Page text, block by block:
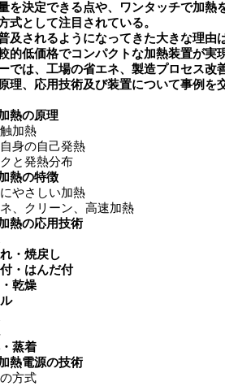
を決定できる点や、ワンタッチで加熱
式として注目されている。
及されるようになってきた大きな理
的低価格でコンパクトな加熱装置が実
では、工場の省エネ、製造プロセス改
理、応用技術及び装置について事例を
熱の原理
加熱
の自己発熱
発熱分布
熱の特徴
さしい加熱
クリーン、高速加熱
熱の応用技術
・焼戻し
・はんだ付
乾燥
蒸着
熱電源の技術
方式